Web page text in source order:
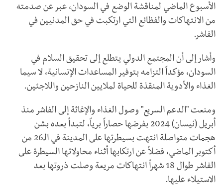
الأسبوع الماضي لمناقشة الوضع في السودان، عبر عن صدمته
من الانتهاكات والفظائع التي ارتكبت في حق المدنيين في
الفاشر.
وأشار إلى أن المجتمع الدولي يتطلع إلى تحقيق السلام في
السودان، مؤكداً التزامه بتوفير المساعدات الإنسانية، لا سيما
الغذاء والأدوية المنقذة للحياة لملايين النازحين واللاجئين.
ومنعت "الدعم السريع" وصول الغذاء والإغاثة إلى الفاشر منذ
أبريل (نيسان) 2024 بفرضها حصاراً برياً، لتبدأ بعده بشن
هجمات متواصلة انتهت بسيطرتها على المدينة في الـ26 من
أكتوبر الماضي، فضلاً عن ارتكابها أثناء محاولاتها السيطرة على
الفاشر طوال 18 شهراً انتهاكات مريعة وصلت ذروتها بعد
الاستيلاء عليها.